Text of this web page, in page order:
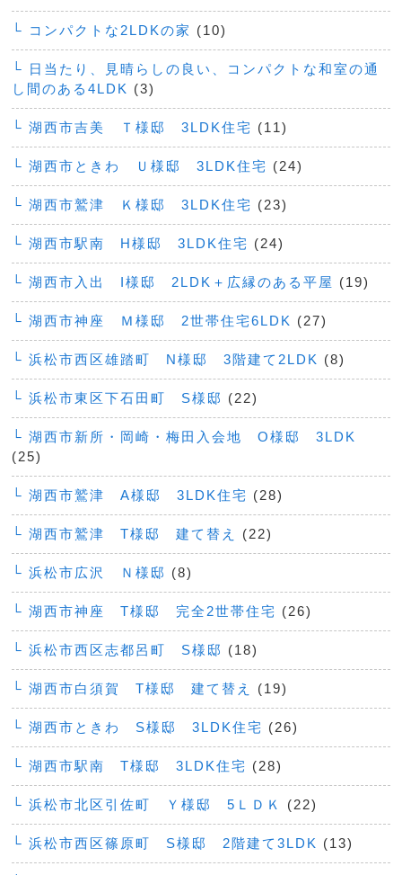
└ コンパクトな2LDKの家 (10)
└ 日当たり、見晴らしの良い、コンパクトな和室の通
し間のある4LDK (3)
└ 湖西市吉美 Ｔ様邸 3LDK住宅 (11)
└ 湖西市ときわ Ｕ様邸 3LDK住宅 (24)
└ 湖西市鷲津 Ｋ様邸 3LDK住宅 (23)
└ 湖西市駅南 H様邸 3LDK住宅 (24)
└ 湖西市入出 I様邸 2LDK＋広縁のある平屋 (19)
└ 湖西市神座 Ｍ様邸 2世帯住宅6LDK (27)
└ 浜松市西区雄踏町 N様邸 3階建て2LDK (8)
└ 浜松市東区下石田町 S様邸 (22)
└ 湖西市新所・岡崎・梅田入会地 O様邸 3LDK
(25)
└ 湖西市鷲津 A様邸 3LDK住宅 (28)
└ 湖西市鷲津 T様邸 建て替え (22)
└ 浜松市広沢 Ｎ様邸 (8)
└ 湖西市神座 T様邸 完全2世帯住宅 (26)
└ 浜松市西区志都呂町 S様邸 (18)
└ 湖西市白須賀 T様邸 建て替え (19)
└ 湖西市ときわ S様邸 3LDK住宅 (26)
└ 湖西市駅南 T様邸 3LDK住宅 (28)
└ 浜松市北区引佐町 Ｙ様邸 5ＬＤＫ (22)
└ 浜松市西区篠原町 S様邸 2階建て3LDK (13)